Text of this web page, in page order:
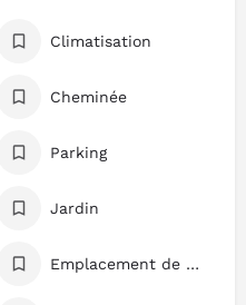
Climatisation
Cheminée
Parking
Jardin
Emplacement de premier choix